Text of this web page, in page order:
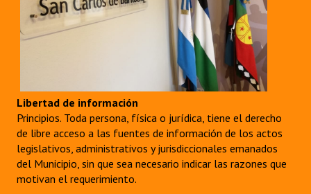
Libertad de información
Principios. Toda persona, física o jurídica, tiene el derecho
de libre acceso a las fuentes de información de los actos
legislativos, administrativos y jurisdiccionales emanados
del Municipio, sin que sea necesario indicar las razones que
motivan el requerimiento.